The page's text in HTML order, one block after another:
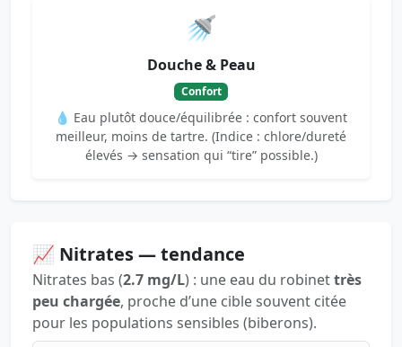
🚿
Douche & Peau
Confort
💧 Eau plutôt douce/équilibrée : confort souvent
meilleur, moins de tartre. (Indice : chlore/dureté
élevés → sensation qui “tire” possible.)
📈 Nitrates — tendance
Nitrates bas (2.7 mg/L) : une eau du robinettrès
peu chargée, proche d’une cible souvent citée
pour les populations sensibles (biberons).